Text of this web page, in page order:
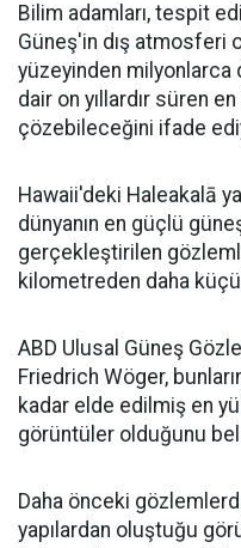
Bilim adamları, tespit
Güneş'in dış atmosferi
yüzeyinden milyonlarca
dair on yıllardır süren
çözebileceğini ifade
Hawaii'deki Haleakalā
dünyanın en güçlü
gerçekleştirilen
kilometreden daha
ABD Ulusal Güneş
Friedrich Wöger,
kadar elde edilmiş en
görüntüler olduğunu
Daha önceki
yapılardan oluştuğu